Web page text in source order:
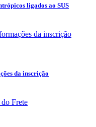
ligados ao SUS
da inscrição